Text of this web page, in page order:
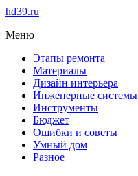
hd39.ru
Меню
Этапы ремонта
Материалы
Дизайн интерьера
Инженерные системы
Инструменты
Бюджет
Ошибки и советы
Умный дом
Разное